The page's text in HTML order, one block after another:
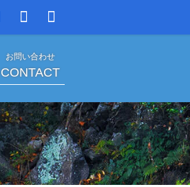
お問い合わせ
CONTACT